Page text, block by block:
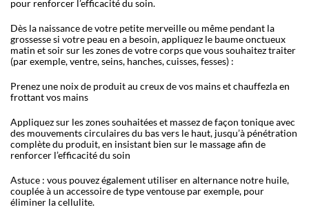
pour renforcer l’efficacité du soin.
Dès la naissance de votre petite merveille ou même pendant la
grossesse si votre peau en a besoin, appliquez le baume onctueux
matin et soir sur les zones de votre corps que vous souhaitez traiter
(par exemple, ventre, seins, hanches, cuisses, fesses) :
Prenez une noix de produit au creux de vos mains et chauffezla en
frottant vos mains
Appliquez sur les zones souhaitées et massez de façon tonique avec
des mouvements circulaires du bas vers le haut, jusqu’à pénétration
complète du produit, en insistant bien sur le massage afin de
renforcer l’efficacité du soin
Astuce : vous pouvez également utiliser en alternance notre huile,
couplée à un accessoire de type ventouse par exemple, pour
éliminer la cellulite.